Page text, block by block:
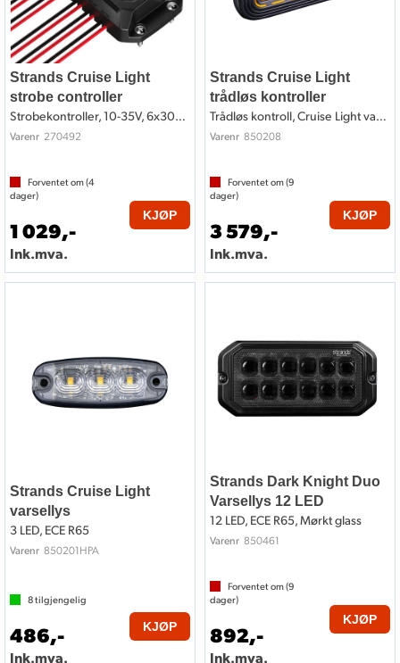
Strands Cruise Light
strobe controller
Strobekontroller, 10-35V, 6x30W (180W)
Varenr 270492
Forventet om (4
dager)
1 029,-
Ink.mva.
KJØP
Strands Cruise Light
trådløs kontroller
Trådløs kontroll, Cruise Light varsellys
Varenr 850208
Forventet om (9
dager)
3 579,-
Ink.mva.
KJØP
Strands Cruise Light
varsellys
3 LED, ECE R65
Varenr 850201HPA
8tilgjengelig
486,-
Ink.mva.
KJØP
Strands Dark Knight Duo
Varsellys 12 LED
12 LED, ECE R65, Mørkt glass
Varenr 850461
Forventet om (9
dager)
892,-
Ink.mva.
KJØP